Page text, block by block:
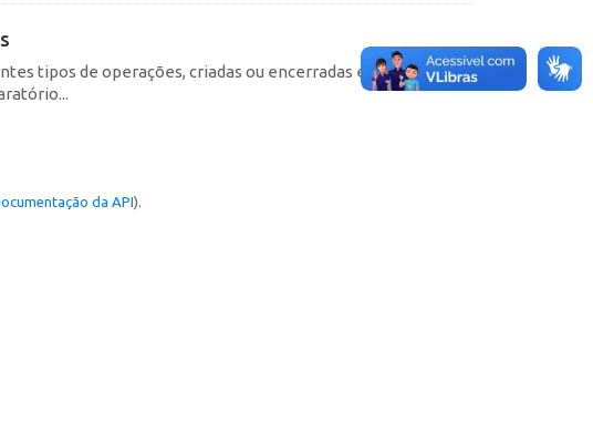
tipos de operações, criadas ou encerradas em cada
da API).